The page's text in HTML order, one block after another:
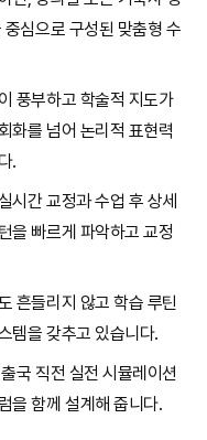
심으로 구성된 맞춤형 수
풍부하고 학술적 지도가
화를 넘어 논리적 표현력
.
시간 교정과 수업 후 상세
을 빠르게 파악하고 교정
흔들리지 않고 학습 루틴
템을 갖추고 있습니다.
국 직전 실전 시뮬레이션
을 함께 설계해 줍니다.